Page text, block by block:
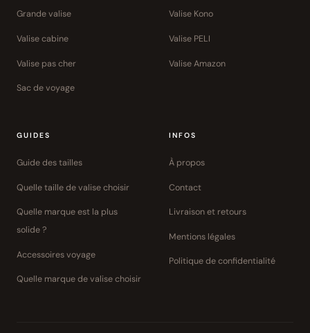
Grande valise
Valise cabine
Valise pas cher
Sac de voyage
Valise Kono
Valise PELI
Valise Amazon
GUIDES
Guide des tailles
Quelle taille de valise choisir
Quelle marque est la plus
solide ?
Accessoires voyage
Quelle marque de valise choisir
INFOS
À propos
Contact
Livraison et retours
Mentions légales
Politique de confidentialité